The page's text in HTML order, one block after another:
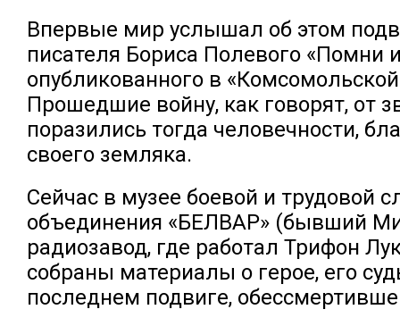
Впервые мир услышал об этом
писателя Бориса Полевого «Помни
опубликованного в
Прошедшие войну, как говорят, от
поразились тогда человечности,
своего земляка.
Сейчас в музее боевой и трудовой
объединения «БЕЛВАР» (бывший
радиозавод, где работал Трифон
собраны материалы о герое, его
последнем подвиге,